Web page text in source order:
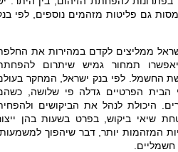
גם פליטות מזהמים נוספים, לפי
ממליצים לקדם במהירות את
תמחור גמיש שיתרום
החשמל. לפי בנק ישראל, המחקר
הבית הפרטיים גדלה פי שלושה,
היכולת לנהל את הביקושים
שיאי ביקוש, בפרט בשעות בהן
המזהמות יותר, דבר שיהפוך
חשמליים